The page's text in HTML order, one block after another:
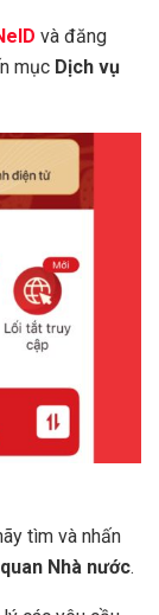
và đăng
mục Dịch vụ
tìm và nhấn
Nhà nước.